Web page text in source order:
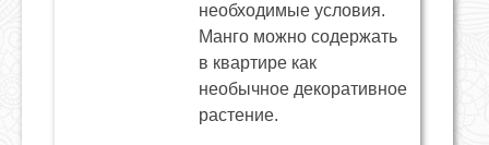
необходимые условия.
Манго можно содержать
в квартире как
необычное декоративное
растение.